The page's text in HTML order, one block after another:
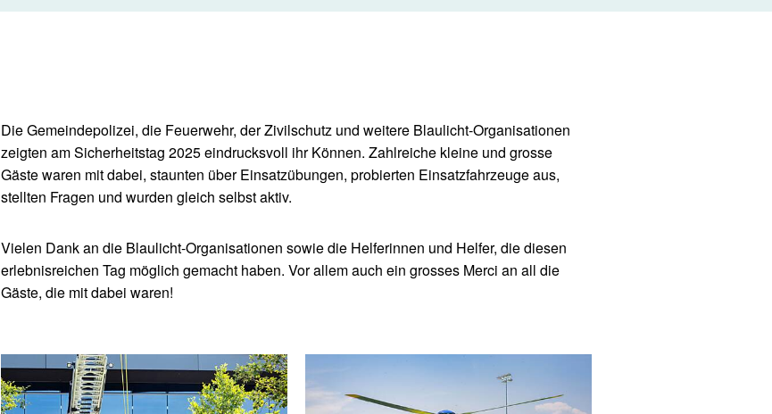
Die Gemeindepolizei, die Feuerwehr, der Zivilschutz und weitere Blaulicht-Organisationen
zeigten am Sicherheitstag 2025 eindrucksvoll ihr Können. Zahlreiche kleine und grosse
Gäste waren mit dabei, staunten über Einsatzübungen, probierten Einsatzfahrzeuge aus,
stellten Fragen und wurden gleich selbst aktiv.
Vielen Dank an die Blaulicht-Organisationen sowie die Helferinnen und Helfer, die diesen
erlebnisreichen Tag möglich gemacht haben. Vor allem auch ein grosses Merci an all die
Gäste, die mit dabei waren!